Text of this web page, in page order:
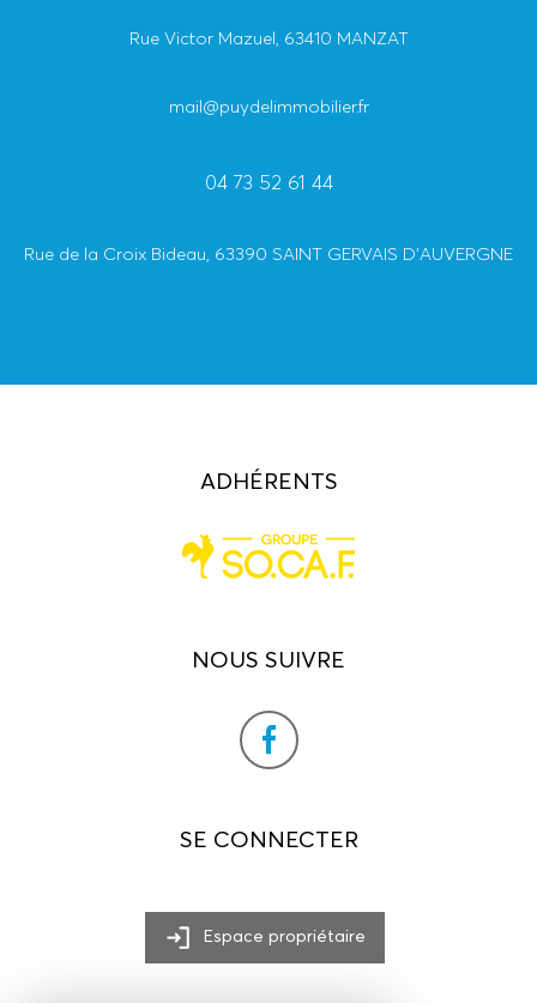
Rue Victor Mazuel, 63410 MANZAT
mail@puydelimmobilier.fr
04 73 52 61 44
Rue de la Croix Bideau, 63390 SAINT GERVAIS D'AUVERGNE
NOUS SUIVRE
ADHÉRENTS
SE CONNECTER
Espace propriétaire